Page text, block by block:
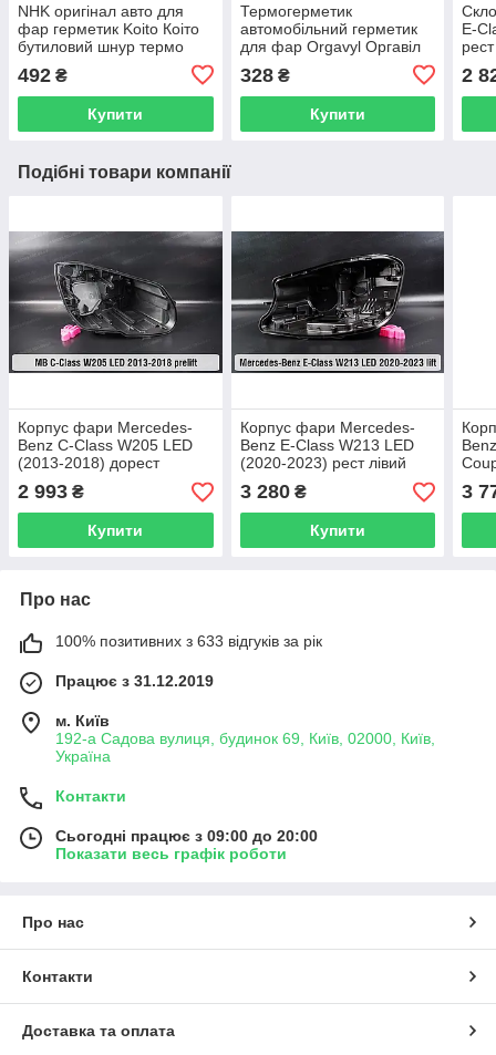
NHK оригінал авто для
фар герметик Koito Коіто
бутиловий шнур термо
492 ₴
Купити
Термогерметик
автомобільний герметик
для фар Orgavyl Оргавіл
328₴
Купити
E-
2
Подібні товари компанії
Корпус фари Mercedes-
Benz C-Class W205 LED
(2013-2018) дорест
правий
2 993 ₴
Купити
Корпус фари Mercedes-
Benz E-Class W213 LED
(2020-2023) рест лівий
3 280₴
Купити
3
Про нас
100% позитивних з 633 відгуків за рік
Працює з 31.12.2019
м. Київ
192-а Садова вулиця, будинок 69, Київ, 02000, Київ,
Україна
Контакти
Сьогодні працює з 09:00 до 20:00
Показати весь графік роботи
Про нас
Контакти
Доставка та оплата